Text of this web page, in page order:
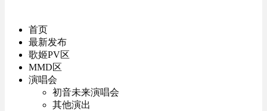
首页
最新发布
歌姬PV区
MMD区
演唱会
初音未来演唱会
其他演出